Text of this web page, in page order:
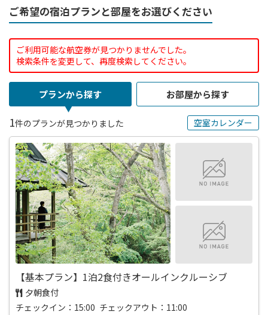
ご希望の宿泊プランと部屋をお選びください
ご利用可能な航空券が見つかりませんでした。
検索条件を変更して、再度検索してください。
プランから探す お部屋から探す
1件のプランが見つかりました 空室カレンダー
【基本プラン】1泊2食付きオールインクルーシブ
夕朝食付
チェックイン：15:00 チェックアウト：11:00